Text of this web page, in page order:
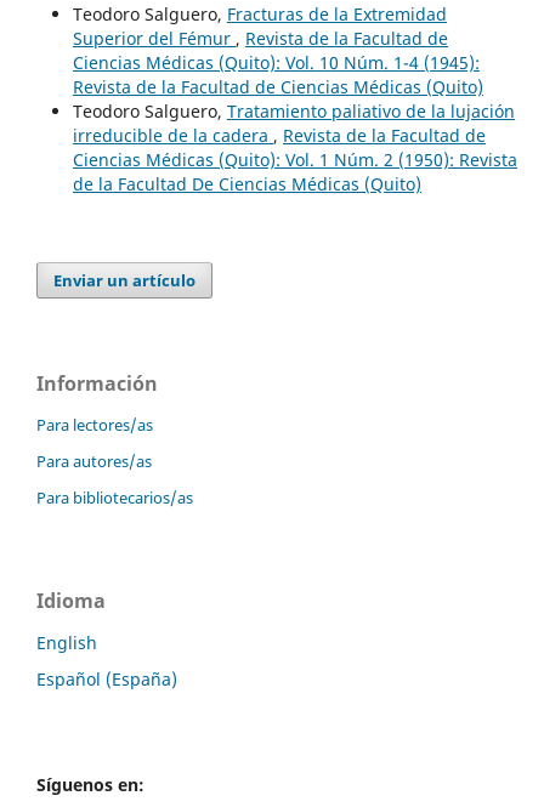
Teodoro Salguero, Fracturas de la Extremidad
Superior del Fémur , Revista de la Facultad de
Ciencias Médicas (Quito): Vol. 10 Núm. 1-4 (1945):
Revista de la Facultad de Ciencias Médicas (Quito)
Teodoro Salguero, Tratamiento paliativo de la lujación
irreducible de la cadera , Revista de la Facultad de
Ciencias Médicas (Quito): Vol. 1 Núm. 2 (1950): Revista
de la Facultad De Ciencias Médicas (Quito)
Enviar un artículo
Información
Para lectores/as
Para autores/as
Para bibliotecarios/as
Idioma
English
Español (España)
Síguenos en: